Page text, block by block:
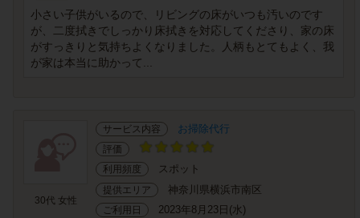
小さい子供がいるので、リビングの床がいつも汚いのです
が、二度拭きでしっかり床拭きを対応してくださり、家の床
がすっきりと気持ちよくなりました。人柄もとてもよく、我
が家は本当に助かって...
30代 女性
サービス内容 お掃除代行
評価
利用頻度
スポット
提供エリア 神奈川県横浜市南区
ご利用日 2023年8月23日(水)